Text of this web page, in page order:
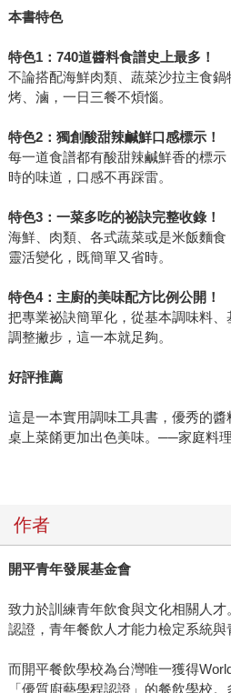
本書特色
特色1：740道醬料食譜史上最多！
不論搭配海鮮肉類、蔬菜沙拉主食鍋
烤、滷，一日三餐不煩惱。
特色2：獨創酸甜辣鹹鮮口感標示！
每一道食譜都有酸甜辣鹹鮮香的標
時的味道，口感不再踩雷。
特色3：一菜多吃的祕訣完整收錄！
海鮮、肉類、各式蔬菜或是米飯麵
靈活變化，既簡單又省時。
特色4：主廚的美味配方比例公開！
把專業祕訣簡單化，從基本調味料
調整撇步，這一本就足夠。
好評推薦
這是一本實用調味工具書，優秀的
桌上菜餚更加出色美味。──家庭料
作者
開平青年發展基金會
致力於訓練青年飲食與文化相關人才
認證，青年餐飲人才能力檢定系統與
而開平餐飲學校為台灣唯一獲得
「優質廚藝學程認證」的餐飲學校